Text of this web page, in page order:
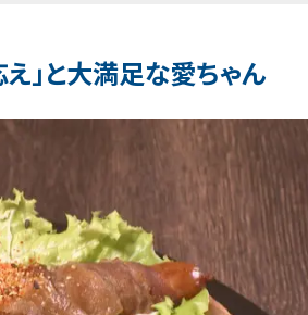
」と大満足な愛ちゃん